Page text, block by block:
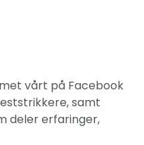
vårt på Facebook
samt
deler erfaringer,